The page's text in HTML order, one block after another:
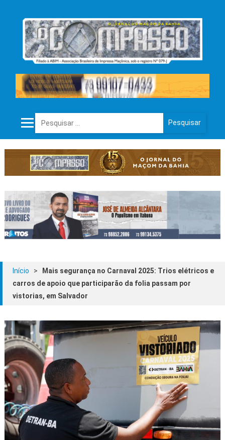
Pesquisar por:
Início >
Mais segurança no Carnaval 2025: Trios elétricos e
carros de apoio que participarão da folia passam por
vistorias, em Salvador